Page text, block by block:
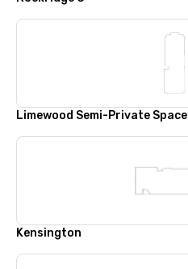
Limewood Semi-Private Space
Kensington